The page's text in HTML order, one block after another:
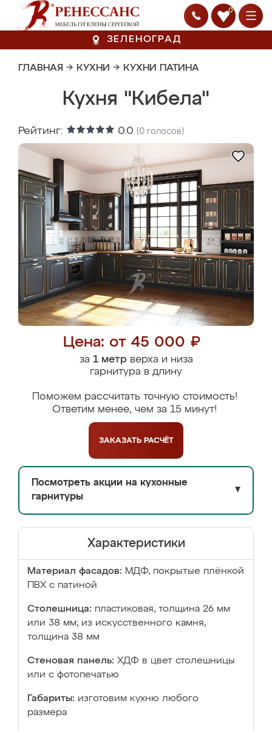
0
ЗЕЛЕНОГРАД
ГЛАВНАЯ → КУХНИ → КУХНИ ПАТИНА
Кухня "Кибела"
Рейтинг: 0.0 (0 голосов)
Цена: от 45 000 ₽
за 1 метрверха и низа
гарнитура в длину
Поможем рассчитать точную стоимость!
Ответим менее, чем за 15 минут!
ЗАКАЗАТЬ РАСЧЁТ
Посмотреть акции на кухонные
гарнитуры
▼
Характеристики
Материал фасадов: МДФ, покрытые плёнкой
ПВХ с патиной
Столешница: пластиковая, толщина 26 мм
или 38 мм; из искусственного камня,
толщина 38 мм
Стеновая панель: ХДФ в цвет столешницы
или с фотопечатью
Габариты: изготовим кухню любого
размера